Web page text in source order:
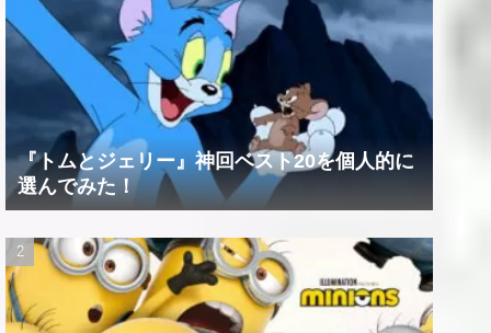
『トムとジェリー』神回ベスト20を個人的に
選んでみた！